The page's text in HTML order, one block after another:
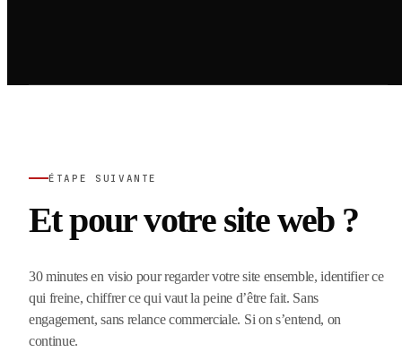
ÉTAPE SUIVANTE
Et pour votre site web ?
30 minutes en visio pour regarder votre site ensemble, identifier ce
qui freine, chiffrer ce qui vaut la peine d’être fait. Sans
engagement, sans relance commerciale. Si on s’entend, on
continue.